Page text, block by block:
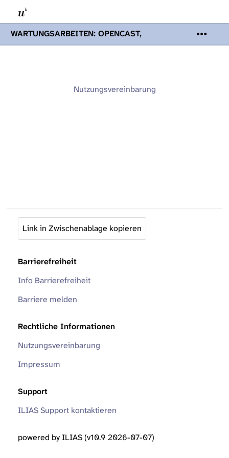
WARTUNGSARBEITEN: OPENCAST,
PODCASTS & TOBIRA
Mi 19. August
Opencast-Videos und Tobira nicht zur
Nutzungsvereinbarung
Link in Zwischenablage kopieren
Barrierefreiheit
Info Barrierefreiheit
Barriere melden
Rechtliche Informationen
Nutzungsvereinbarung
Impressum
Support
ILIAS Support kontaktieren
powered by ILIAS (v10.9 2026-07-07)